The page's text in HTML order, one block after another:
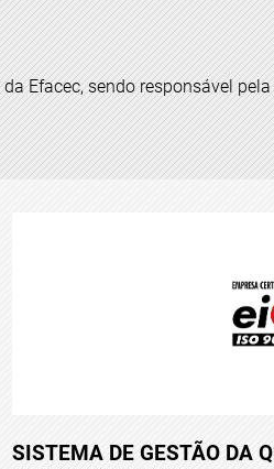
Efacec, sendo responsável
SISTEMA DE GESTÃO DA